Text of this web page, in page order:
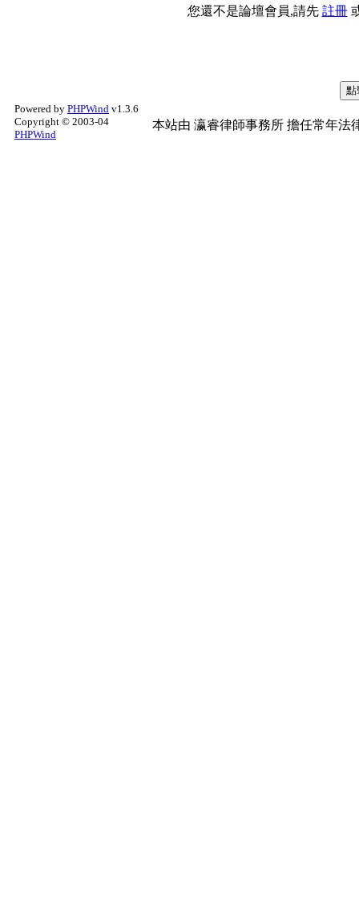
您還不是論壇會員,請先 註冊
Powered by PHPWind v1.3.6
Copyright © 2003-04
PHPWind
本站由 瀛睿律師事務所 擔任常年法